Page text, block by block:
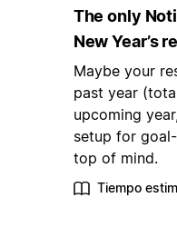
The only
New Year’s
Maybe your
past year
upcoming
setup for
top of mind.
Tiempo